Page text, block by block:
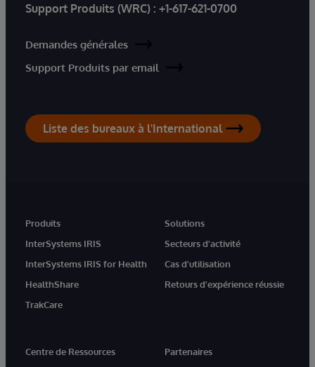
Support Produits (WRC) : +1-617-621-0700
Demandes générales
Support Produits par email
Liste des bureaux à l'International
Produits
InterSystems IRIS
InterSystems IRIS for Health
HealthShare
TrakCare
Solutions
Secteurs d'activité
Cas d'utilisation
Retours d'expérience réussie
Centre de Ressources
Partenaires